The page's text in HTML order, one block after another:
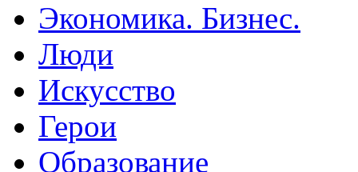
Экономика. Бизнес.
Люди
Искусство
Герои
Образование